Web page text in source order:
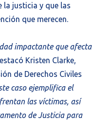
la justicia y que las
que merecen.
impactante que afecta
Kristen Clarke,
de Derechos Civiles
caso ejemplifica el
las víctimas, así
de Justicia para